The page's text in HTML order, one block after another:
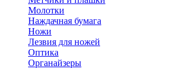
Молотки
Наждачная бумага
Ножи
Лезвия для ножей
Оптика
Органайзеры